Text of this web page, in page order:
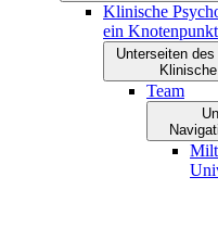
Klinische
ein Knotenpunkt
Unterseiten
Team